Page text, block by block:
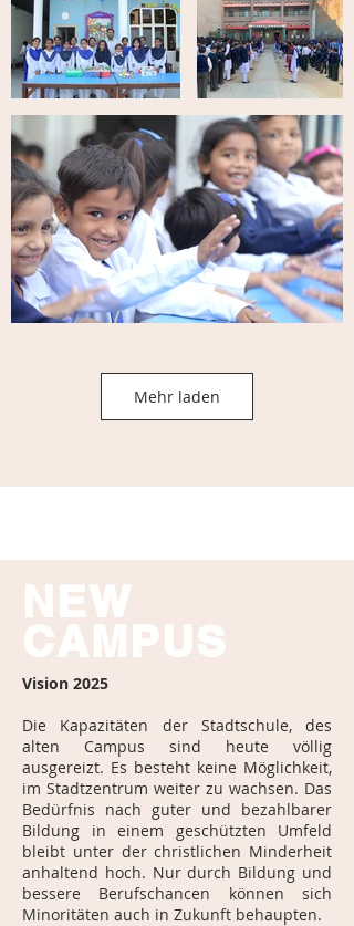
Mehr laden
NEW
CAMPUS
Vision 2025
Die Kapazitäten der Stadtschule, des
alten Campus sind heute völlig
ausgereizt. Es besteht keine Möglichkeit,
im Stadtzentrum weiter zu wachsen. Das
Bedürfnis nach guter und bezahlbarer
Bildung in einem geschützten Umfeld
bleibt unter der christlichen Minderheit
anhaltend hoch. Nur durch Bildung und
bessere Berufschancen können sich
Minoritäten auch in Zukunft behaupten.